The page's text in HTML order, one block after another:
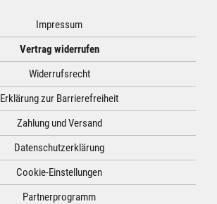
Impressum
Vertrag widerrufen
Widerrufsrecht
Erklärung zur Barrierefreiheit
Zahlung und Versand
Datenschutzerklärung
Cookie-Einstellungen
Partnerprogramm